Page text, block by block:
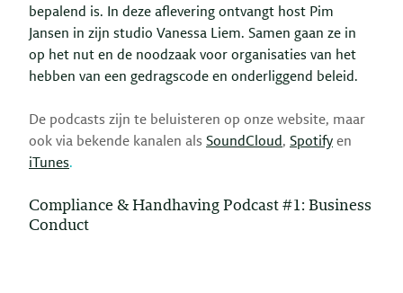
bepalend is. In deze aflevering ontvangt host Pim
Jansen in zijn studio Vanessa Liem. Samen gaan ze in
op het nut en de noodzaak voor organisaties van het
hebben van een gedragscode en onderliggend beleid.
De podcasts zijn te beluisteren op onze website, maar
ook via bekende kanalen als SoundCloud, Spotify en
iTunes.
Compliance & Handhaving Podcast #1: Business
Conduct